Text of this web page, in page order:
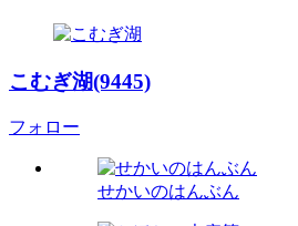
こむぎ湖(9445)
フォロー
せかいのはんぶん